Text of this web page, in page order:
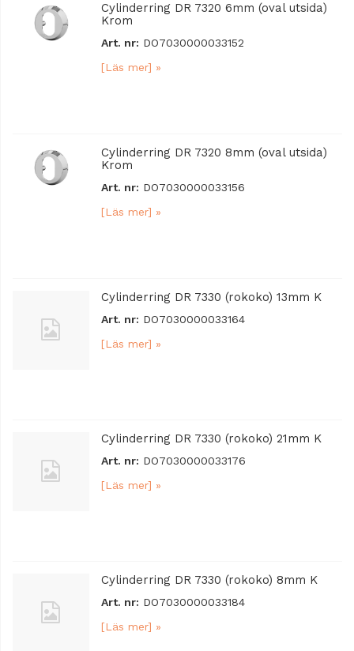
Cylinderring DR 7320 6mm (oval utsida)
Krom
Art. nr: DO7030000033152
[Läs mer] »
Cylinderring DR 7320 8mm (oval utsida)
Krom
Art. nr: DO7030000033156
[Läs mer] »
Cylinderring DR 7330 (rokoko) 13mm K
Art. nr: DO7030000033164
[Läs mer] »
Cylinderring DR 7330 (rokoko) 21mm K
Art. nr: DO7030000033176
[Läs mer] »
Cylinderring DR 7330 (rokoko) 8mm K
Art. nr: DO7030000033184
[Läs mer] »